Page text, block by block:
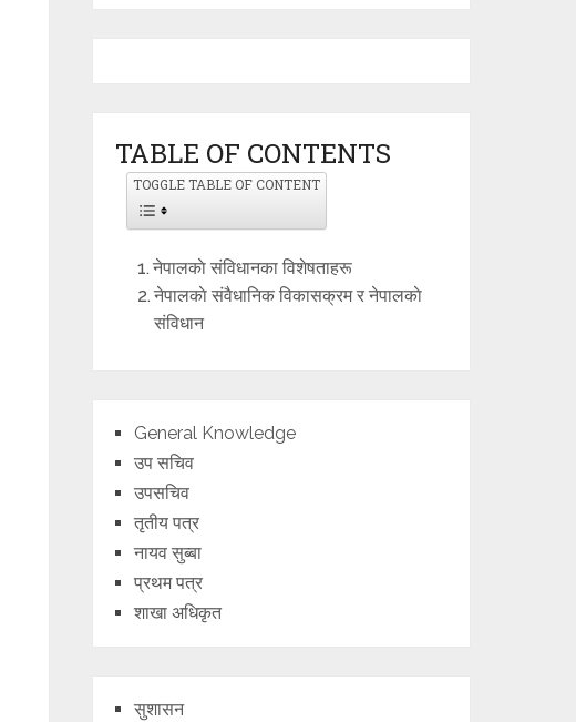
TABLE OF CONTENTS
TOGGLE TABLE OF CONTENT
नेपालकाे संविधानका विशेषताहरू
नेपालकाे संवैधानिक विकासक्रम र नेपालकाे
संविधान
General Knowledge
उप सचिव
उपसचिव
तृतीय पत्र
नायव सुब्बा
प्रथम पत्र
शाखा अधिकृत
सुशासन